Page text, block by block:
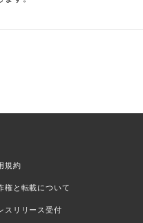
規約
権と転載について
スリリース受付